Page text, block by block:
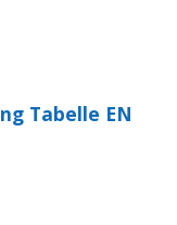
Tabelle EN